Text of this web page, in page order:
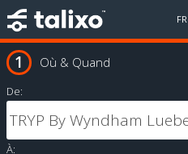
FR
Où & Quand
De:
À: